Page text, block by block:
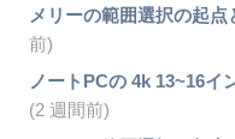
メリーの範囲選択の起
前)
ノートPCの 4k 13~16イ
(2 週間前)